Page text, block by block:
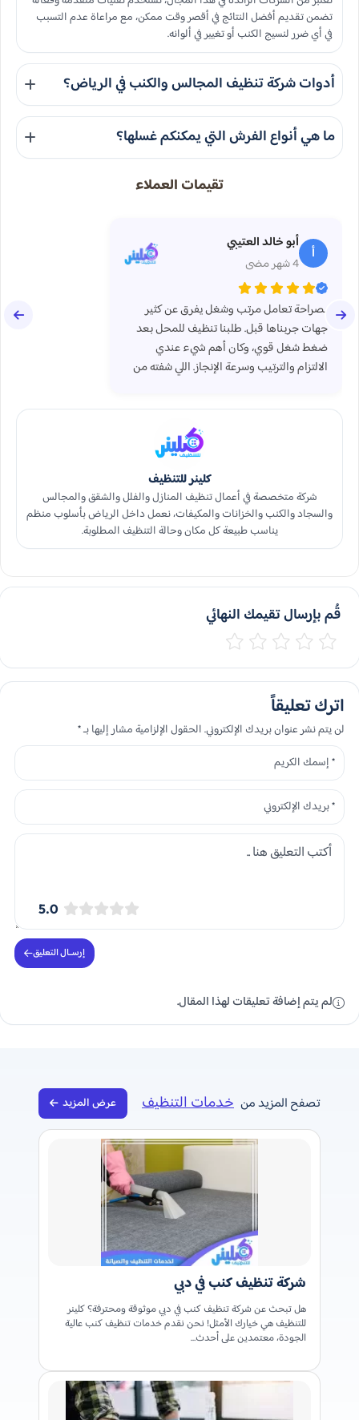
تضمن تقديم أفضل النتائج في أقصر وقت ممكن، مع مراعاة عدم التسبب
في أي ضرر لنسيج الكنب أو تغيير في ألوانه.
أدوات شركة تنظيف المجالس والكنب في الرياض؟
شركات تنظيف المجالس والكنب في الرياض تستخدم عادةً مكانس كهربائية،
آلات التنظيف بالبخار، منتجات التنظيف المخصصة لأنواع مختلفة من
الأقمشة، فرش تنظيف، ومعدات إزالة البقع.
ما هي أنواع الفرش التي يمكنكم غسلها؟
نحن نقدم خدمات غسيل لجميع أنواع الفرش بما في ذلك الفرشات القطنية،
الإسفنجية، السجاد، والأرائك. نحن نستخدم مواد تنظيف آمنة وفعالة تناسب
تقيمات العملاء
أ
أبو خالد العتيبي
4 شهر مضى
بصراحة تعامل مرتب وشغل يفرق عن كثير
جهات جربناها قبل. طلبنا تنظيف للمحل بعد
ضغط شغل قوي، وكان أهم شيء عندي
الالتزام والترتيب وسرعة الإنجاز. اللي شفته من
من ناحية التنظيم وطريقة الشغل. المكان بعد
التنظيف صار أهدأ بصريًا وأوضح، وحتى الزبائن
كلينر للتنظيف
شركة متخصصة في أعمال تنظيف المنازل والفلل والشقق والمجالس
والسجاد والكنب والخزانات والمكيفات، نعمل داخل الرياض بأسلوب منظم
يناسب طبيعة كل مكان وحالة التنظيف المطلوبة.
قُم بإرسال تقيمك النهائي
اترك تعليقاً
لن يتم نشر عنوان بريدك الإلكتروني. الحقول الإلزامية مشار إليها بـ *
5.0
إرســال التعليق
لم يتم إضافة تعليقات لهذا المقال.
تصفح المزيد من خدمات التنظيف عرض المزيد
شركة تنظيف كنب في دبي
هل تبحث عن شركة تنظيف كنب في دبي موثوقة ومحترفة؟ كلينر
للتنظيف هي خيارك الأمثل! نحن نقدم خدمات تنظيف كنب عالية
الجودة، معتمدين على أحدث…